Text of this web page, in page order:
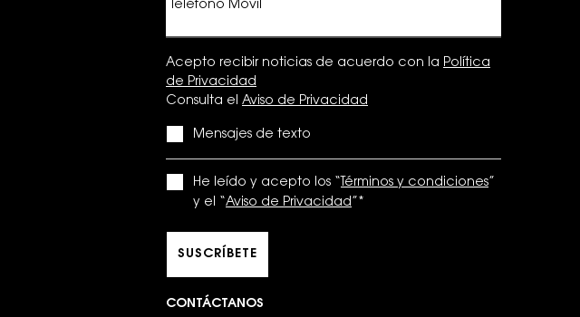
Teléfono Móvil
Acepto recibir noticias de acuerdo con la Política
de Privacidad
Consulta el Aviso de Privacidad
Mensajes de texto
He leído y acepto los “ Términos y condiciones”
y el “Aviso de Privacidad ” *
SUSCRÍBETE
CONTÁCTANOS